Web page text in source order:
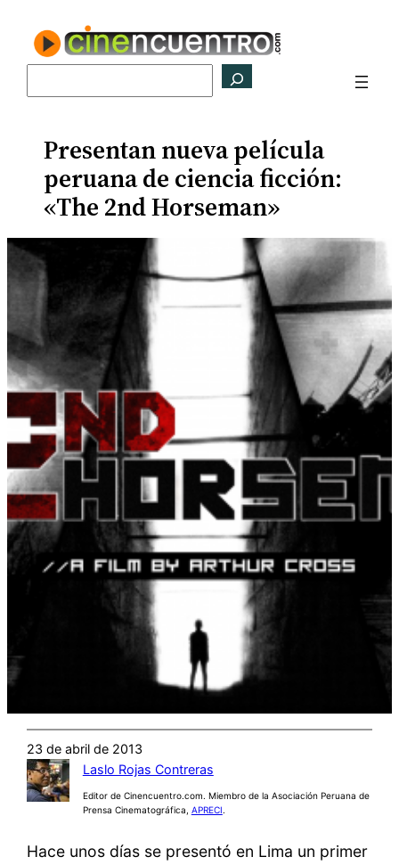
contenido
Presentan nueva película
peruana de ciencia ficción:
«The 2nd Horseman»
23 de abril de 2013
Laslo Rojas Contreras
Editor de Cinencuentro.com. Miembro de la Asociación Peruana de
Prensa Cinematográfica, APRECI.
Hace unos días se presentó en Lima un primer